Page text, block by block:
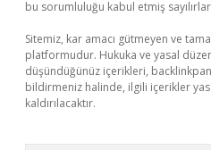
bu sorumluluğu kabul etmiş
Sitemiz, kar amacı gütmeyen ve
platformudur. Hukuka ve yasal
düşündüğünüz içerikleri,
bildirmeniz halinde, ilgili içerikler
kaldırılacaktır.